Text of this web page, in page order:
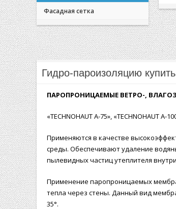
Фасадная сетка
Гидро-пароизоляцию купить
ПАРОПРОНИЦАЕМЫЕ ВЕТРО-,
«TECHNOHAUT A-75», «TECHNOHAUT A-
Применяются в качестве
среды. Обеспечивают удаление
пылевидных частиц утеплителя
Применение паропроницаемых
тепла через стены. Данный вид
35°.